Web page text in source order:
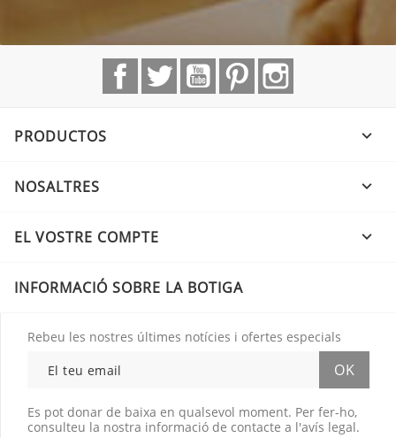
FacebookTwitter YouTubePinterest
PRODUCTOS 
NOSALTRES 
EL VOSTRE COMPTE 
INFORMACIÓ SOBRE LA BOTIGA
Rebeu les nostres últimes notícies i ofertes especials
Es pot donar de baixa en qualsevol moment. Per fer-ho,
consulteu la nostra informació de contacte a l'avís legal.